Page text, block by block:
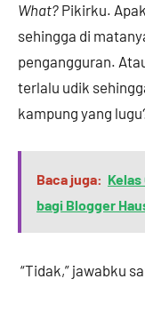
What? Pikirku.
sehingga di
pengangguran.
terlalu udik
kampung yang
Baca juga:
bagi Blogger
“Tidak,” jawabku